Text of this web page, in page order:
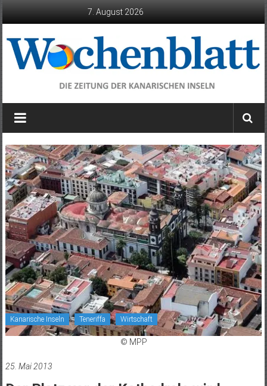
7. August 2026
Wochenblatt
die
der
Kanarischen
Inseln
Kanarische Inseln Teneriffa Wirtschaft
© MPP
25. Mai 2013